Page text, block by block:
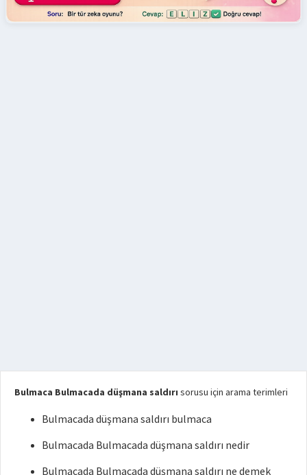
Bulmaca Bulmacada düşmana saldırı sorusu için arama terimleri
Bulmacada düşmana saldırı bulmaca
Bulmacada Bulmacada düşmana saldırı nedir
Bulmacada Bulmacada düşmana saldırı ne demek